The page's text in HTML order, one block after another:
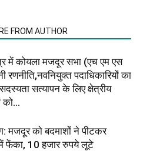
FROM AUTHOR
में कोयला मजदूर सभा (एच एम एस
रणनीति,नवनियुक्त पदाधिकारियों का
सत्यापन के लिए क्षेत्रीय
को...
मजदूर को बदमाशों ने पीटकर
फेंका, 10 हजार रुपये लूटे